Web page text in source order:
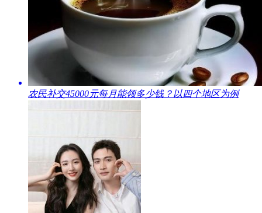
​农民补交45000元每月能领多少钱？以四个地区为例